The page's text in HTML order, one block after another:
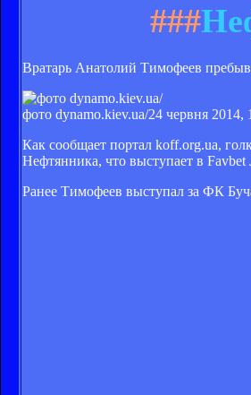
###
Вратарь Анатолий Тимофеев
фото dynamo.kiev.ua/24 червня 2014,
Как сообщает портал koff.org.ua,
Нефтянника, что выступает в Favbet
Ранее Тимофеев выступал за ФК